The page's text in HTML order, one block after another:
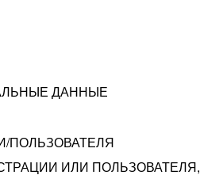
ДАННЫЕ
ПОЛЬЗОВАТЕЛЯ
ИЛИ ПОЛЬЗОВАТЕЛЯ,